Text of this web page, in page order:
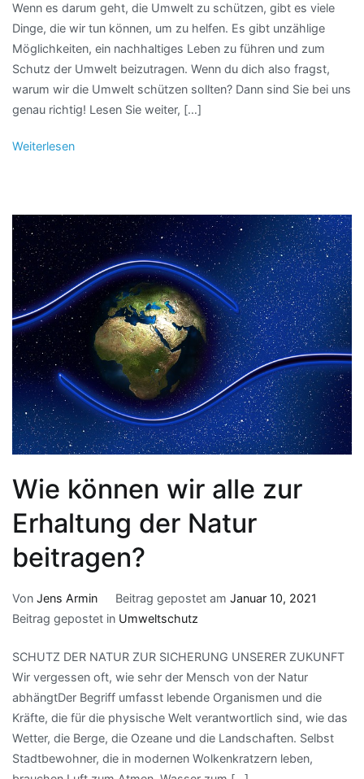
Wenn es darum geht, die Umwelt zu schützen, gibt es viele
Dinge, die wir tun können, um zu helfen. Es gibt unzählige
Möglichkeiten, ein nachhaltiges Leben zu führen und zum
Schutz der Umwelt beizutragen. Wenn du dich also fragst,
warum wir die Umwelt schützen sollten? Dann sind Sie bei uns
genau richtig! Lesen Sie weiter, […]
Weiterlesen
Wie können wir alle zur
Erhaltung der Natur
beitragen?
Von Jens Armin Beitrag gepostet am Januar 10, 2021
Beitrag gepostet in Umweltschutz
SCHUTZ DER NATUR ZUR SICHERUNG UNSERER ZUKUNFT
Wir vergessen oft, wie sehr der Mensch von der Natur
abhängtDer Begriff umfasst lebende Organismen und die
Kräfte, die für die physische Welt verantwortlich sind, wie das
Wetter, die Berge, die Ozeane und die Landschaften. Selbst
Stadtbewohner, die in modernen Wolkenkratzern leben,